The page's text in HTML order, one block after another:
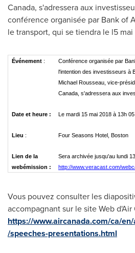
Canada, s'adressera aux
conférence organisée par Bank of
le transport, qui se tiendra le l5 mai
Événement :
Conférence organisée par
l'intention des investisseurs à
Michael Rousseau, vice-
Canada, s'adressera aux
Date et heure : Le mardi 15 mai 2018 à 13h
Lieu : Four Seasons Hotel, Boston
Lien de la
webémission :
Sera archivée jusqu'au lundi
http://www.veracast.com/
Vous pouvez consulter les
accompagnant sur le site Web d'Air
https://www.aircanada.com/ca/
/speeches-presentations.html